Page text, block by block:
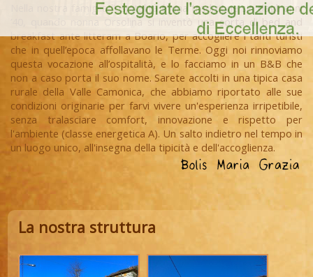
Nella nostra famiglia l’ospitalità è una tradizione sin dagli anni
’40, quando nonna Orsolina si inventò una sorta di bed and
breakfast ante litteram a Boario, per accogliere i tanti turisti
che in quell’epoca affollavano le Terme. Oggi noi rinnoviamo
questa vocazione all’ospitalità, e lo facciamo in un B&B che
non a caso porta il suo nome. Sarete accolti in una tipica casa
rurale della Valle Camonica, che abbiamo riportato alle sue
condizioni originarie per farvi vivere un'esperienza irripetibile,
senza tralasciare comfort, innovazione e rispetto per
l'ambiente (classe energetica A). Un salto indietro nel tempo in
un luogo unico, all'insegna della tipicità e dell'accoglienza.
La nostra struttura